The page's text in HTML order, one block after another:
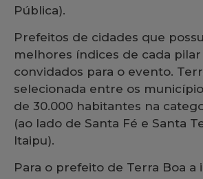
Pública).
Prefeitos de cidades que
melhores índices de cada
convidados para o evento.
selecionada entre os
de 30.000 habitantes na
(ao lado de Santa Fé e Santa
Itaipu).
Para o prefeito de Terra Boa a